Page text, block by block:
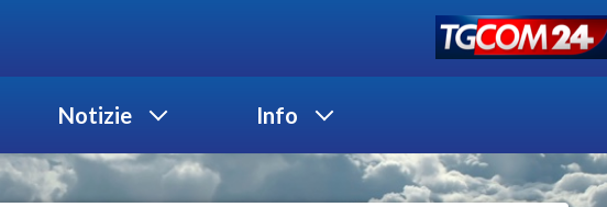
Notizie Info